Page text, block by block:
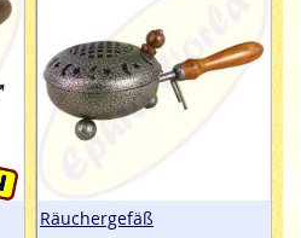
Räuchergefäß